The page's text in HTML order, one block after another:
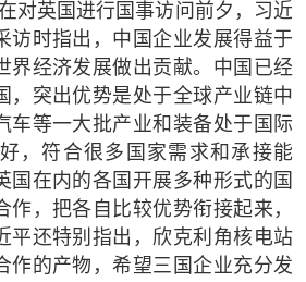
对英国进行国事访问前夕，习近
访时指出，中国企业发展得益于
界经济发展做出贡献。中国已经
，突出优势是处于全球产业链中
车等一大批产业和装备处于国际
，符合很多国家需求和承接能
国在内的各国开展多种形式的国
作，把各自比较优势衔接起来，
平还特别指出，欣克利角核电站
作的产物，希望三国企业充分发